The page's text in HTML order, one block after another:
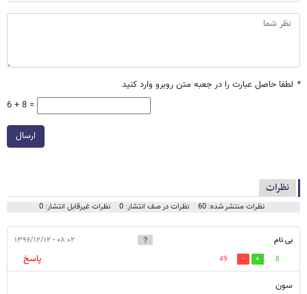
* لطفا حاصل عبارت را در جعبه متن روبرو وارد کنید
6 + 8 =
ارسال
نظرات
نظرات منتشر شده: 60 نظرات در صف انتشار: 0 نظرات غیرقابل انتشار: 0
بی نام ۰۸:۰۲ - ۱۳۹۶/۱۲/۱۲
8
49
پاسخ
سون